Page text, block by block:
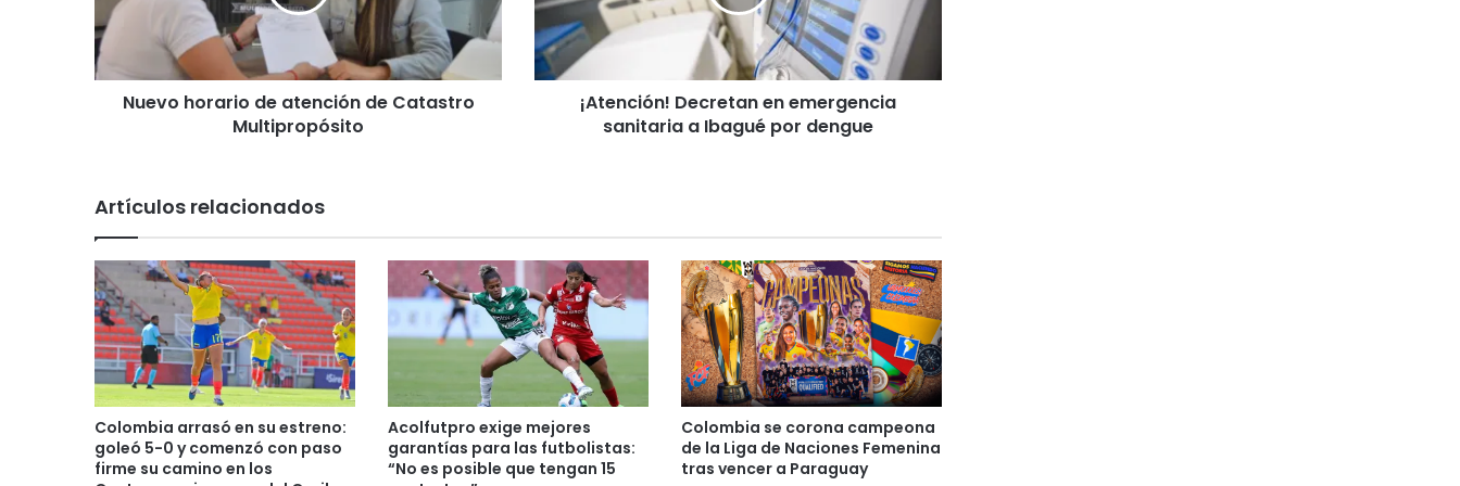
o
r
a
a
t
e
n
c
i
ó
n
d
e
C
a
Nuevo horario de atención de Catastro
Multipropósito
c
i
ó
n
t
a
e
n
e
g
e
¡Atención! Decretan en emergencia
sanitaria a Ibagué por dengue
Artículos relacionados
Colombia arrasó en su estreno:
goleó 5-0 y comenzó con paso
firme su camino en los
Acolfutpro exige mejores
garantías para las futbolistas:
“No es posible que tengan 15
Colombia se corona campeona
de la Liga de Naciones Femenina
tras vencer a Paraguay